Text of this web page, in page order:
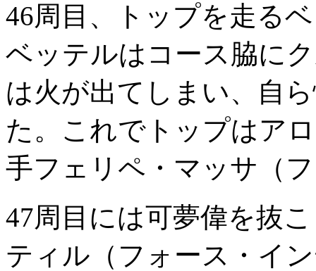
46周目、トップを走る
ベッテルはコース脇に
は火が出てしまい、自
た。これでトップはア
手フェリペ・マッサ（
47周目には可夢偉を抜
ティル（フォース・イ